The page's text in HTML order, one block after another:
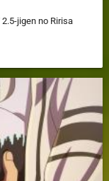
jigen no Ririsa